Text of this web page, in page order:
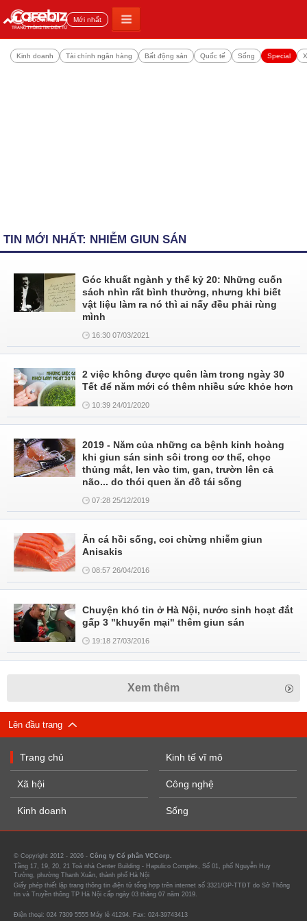
Đọc nhiều Mới nhất
Kinh doanh Tài chính ngân hàng Bất động sản Quốc tế Sống Special
TIN MỚI NHẤT: NHIỄM GIUN SÁN
Góc khuất ngành y thế kỷ 20: Những cuốn
sách nhìn rất bình thường, nhưng khi biết
vật liệu làm ra nó thì ai nấy đều phải rùng
mình
16:30 07/03/2021
2 việc không được quên làm trong ngày 30
Tết để năm mới có thêm nhiều sức khỏe hơn
10:39 24/01/2020
2019 - Năm của những ca bệnh kinh hoàng
khi giun sán sinh sôi trong cơ thể, chọc
thủng mắt, len vào tim, gan, trườn lên cả
não... do thói quen ăn đồ tái sống
07:28 25/12/2019
Ăn cá hồi sống, coi chừng nhiễm giun
Anisakis
08:57 26/04/2016
Chuyện khó tin ở Hà Nội, nước sinh hoạt đắt
gấp 3 "khuyến mại" thêm giun sán
19:18 27/03/2016
Xem thêm
Lên đầu trang
Trang chủ
Xã hội
Kinh doanh
Kinh tế vĩ mô
Công nghệ
Sống
© Copyright 2012 - 2026 - Công ty Cổ phần VCCorp.
Tầng 17, 19, 20, 21 Toà nhà Center Building - Hapulico Complex, Số 01, phố Nguyễn Huy
Tưởng, phường Thanh Xuân, thành phố Hà Nội
Giấy phép thiết lập trang thông tin điện tử tổng hợp trên internet số 3321/GP-TTĐT do Sở Thông
tin và Truyền thông TP Hà Nội cấp ngày 03 tháng 07 năm 2019.
Điện thoại: 024 7309 5555 Máy lẻ 41294. Fax: 024-39743413